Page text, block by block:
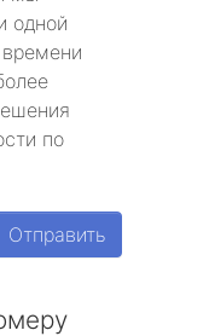
одной
по
Отправить